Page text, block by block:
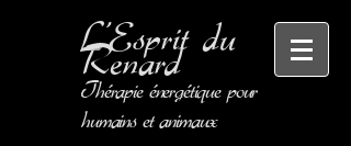
L'Espritdu
Renard
Thérapie énergétique pour
humains et animaux